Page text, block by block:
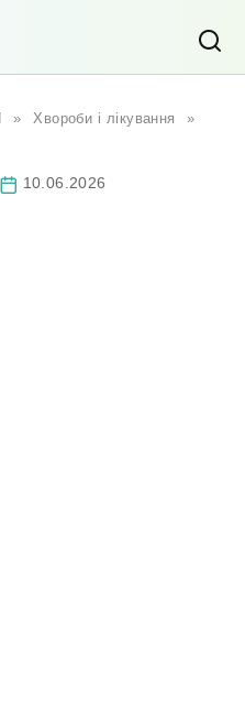
» Хвороби і лікування
»
10.06.2026